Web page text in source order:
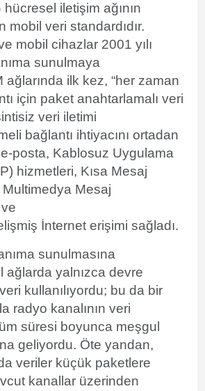
hücresel iletişim ağının
mobil veri standardıdır.
mobil cihazlar 2001 yılı
sunulmaya
ağlarında ilk kez, “her zaman
için paket anahtarlamalı veri
veri iletimi
bağlantı ihtiyacını ortadan
e-posta, Kablosuz Uygulama
hizmetleri, Kısa Mesaj
Mesaj
İnternet erişimi sağladı.
sunulmasına
ağlarda yalnızca devre
kullanılıyordu; bu da bir
radyo kanalının veri
süresi boyunca meşgul
geliyordu. Öte yandan,
veriler küçük paketlere
kanallar üzerinden